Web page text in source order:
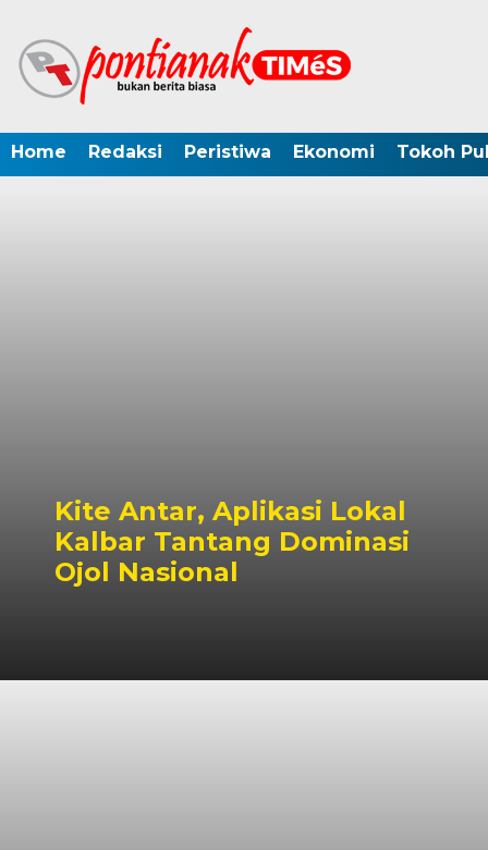
Home Redaksi Peristiwa Ekonomi Tokoh
Kite Antar, Aplikasi Lokal
Kalbar Tantang Dominasi
Ojol Nasional